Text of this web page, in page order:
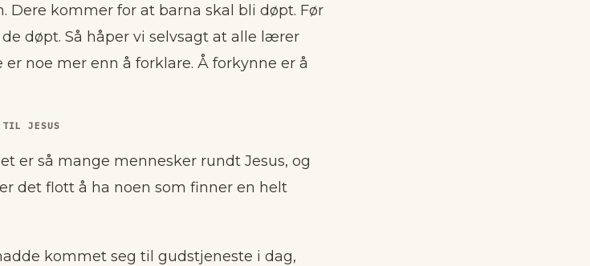
Dere kommer for at barna skal bli døpt. Før
døpt. Så håper vi selvsagt at alle lærer
noe mer enn å forklare. Å forkynne er å
JESUS
er så mange mennesker rundt Jesus, og
det flott å ha noen som finner en helt
kommet seg til gudstjeneste i dag,